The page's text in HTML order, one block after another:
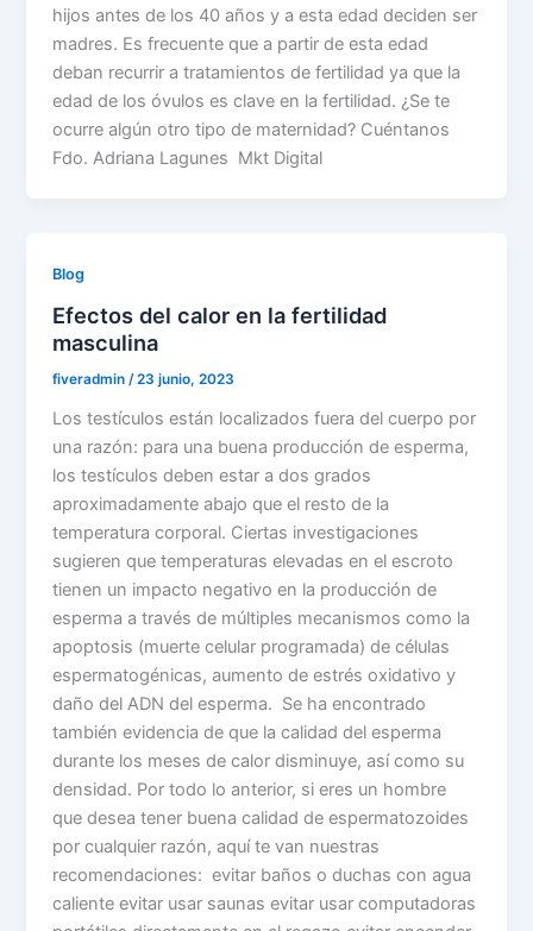
hijos antes de los 40 años y a esta edad deciden ser
madres. Es frecuente que a partir de esta edad
deban recurrir a tratamientos de fertilidad ya que la
edad de los óvulos es clave en la fertilidad. ¿Se te
ocurre algún otro tipo de maternidad? Cuéntanos
Fdo. Adriana Lagunes Mkt Digital
Blog
Efectos del calor en la fertilidad
masculina
fiveradmin /23 junio, 2023
Los testículos están localizados fuera del cuerpo por
una razón: para una buena producción de esperma,
los testículos deben estar a dos grados
aproximadamente abajo que el resto de la
temperatura corporal. Ciertas investigaciones
sugieren que temperaturas elevadas en el escroto
tienen un impacto negativo en la producción de
esperma a través de múltiples mecanismos como la
apoptosis (muerte celular programada) de células
espermatogénicas, aumento de estrés oxidativo y
daño del ADN del esperma. Se ha encontrado
también evidencia de que la calidad del esperma
durante los meses de calor disminuye, así como su
densidad. Por todo lo anterior, si eres un hombre
que desea tener buena calidad de espermatozoides
por cualquier razón, aquí te van nuestras
recomendaciones: evitar baños o duchas con agua
caliente evitar usar saunas evitar usar computadoras